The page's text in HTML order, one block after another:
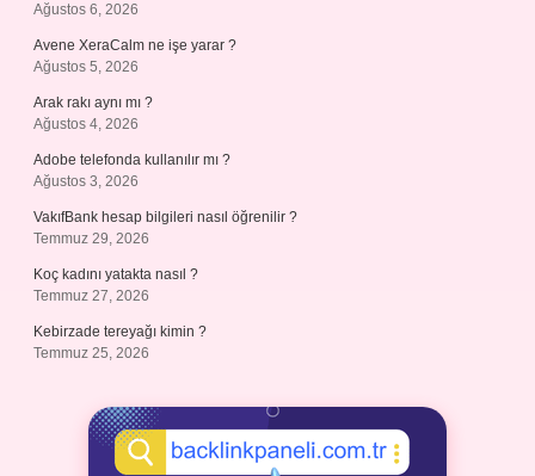
Ağustos 6, 2026
Avene XeraCalm ne işe yarar ?
Ağustos 5, 2026
Arak rakı aynı mı ?
Ağustos 4, 2026
Adobe telefonda kullanılır mı ?
Ağustos 3, 2026
VakıfBank hesap bilgileri nasıl öğrenilir ?
Temmuz 29, 2026
Koç kadını yatakta nasıl ?
Temmuz 27, 2026
Kebirzade tereyağı kimin ?
Temmuz 25, 2026